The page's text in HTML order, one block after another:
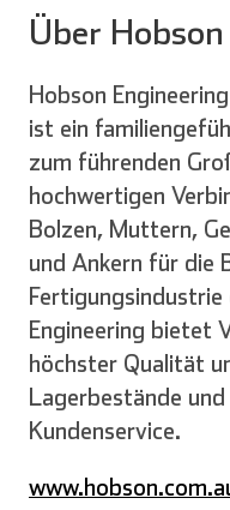
Über
Hobson
ist ein
zum führenden
hochwertigen
Bolzen, Muttern,
und Ankern für die
Engineering bietet
höchster Qualität
Lagerbestände
Kundenservice.